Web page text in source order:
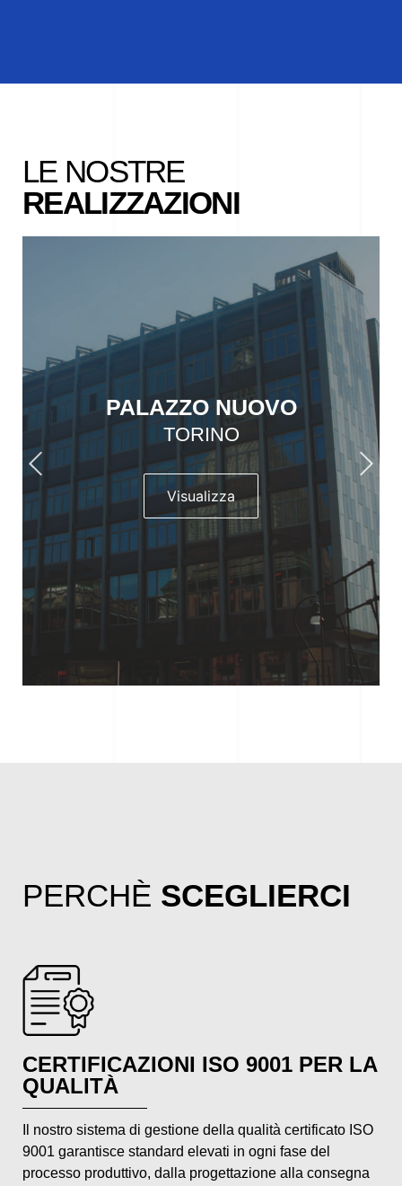
LE NOSTRE
REALIZZAZIONI
PALAZZO NUOVO
TORINO
Visualizza
PERCHÈ SCEGLIERCI
CERTIFICAZIONI ISO 9001 PER LA
QUALITÀ
Il nostro sistema di gestione della qualità certificato ISO
9001 garantisce standard elevati in ogni fase del
processo produttivo, dalla progettazione alla consegna